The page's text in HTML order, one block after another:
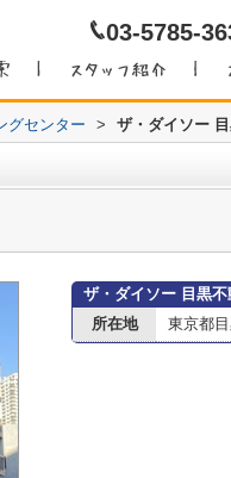
03-5785-
グセンター > ザ・ダイソー
ザ・ダイソー 目黒
所在地
東京都